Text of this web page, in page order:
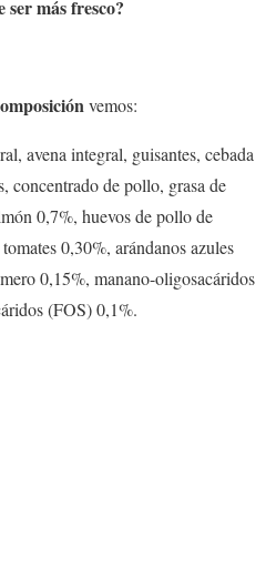
ser más fresco?
vemos:
avena integral, guisantes, cebada
concentrado de pollo, grasa de
0,7%, huevos de pollo de
0,30%, arándanos azules
0,15%, manano-oligosacáridos
(FOS) 0,1%.